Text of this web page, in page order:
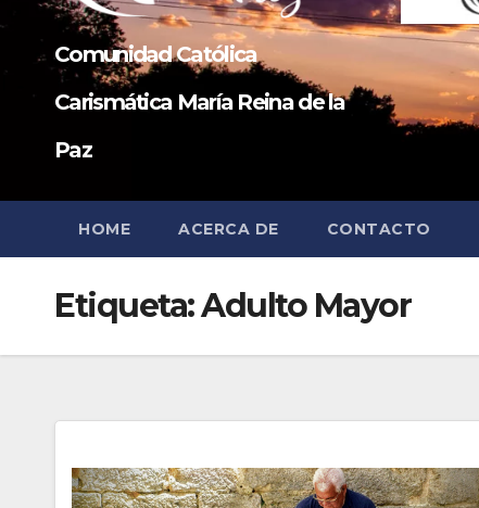
Comunidad Católica
Carismática María Reina de la
Paz
HOME ACERCA DE CONTACTO
Etiqueta:Adulto Mayor